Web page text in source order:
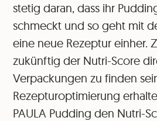
stetig daran, dass ihr
schmeckt und so geht mit
eine neue Rezeptur einher.
zukünftig der Nutri-Score
Verpackungen zu finden
Rezepturoptimierung
PAULA Pudding den Nutri-